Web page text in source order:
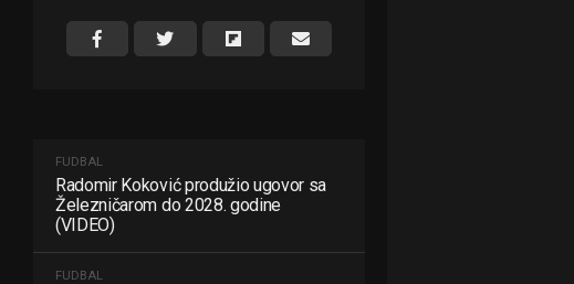
FUDBAL
Radomir Koković produžio ugovor sa
Železničarom do 2028. godine
(VIDEO)
FUDBAL